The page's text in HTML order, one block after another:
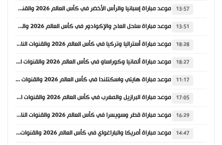
13:57 موعد مباراة إسبانيا والرأس الأخضر في كأس العالم 2026 والقنوات الناقلة
13:51 موعد مباراة ساحل العاج والإكوادور في كأس العالم 2026 والقنوات الناقلة
18:28 موعد مباراة أستراليا وتركيا في كأس العالم 2026 والقنوات الناقلة
18:27 موعد مباراة ألمانيا وكوراساو في كأس العالم 2026 والقنوات الناقلة
11:17 موعد مباراة هايتي واسكتلندا في كأس العالم 2026 والقنوات الناقلة
17:05 موعد مباراة البرازيل والمغرب في كأس العالم 2026 والقنوات الناقلة
16:29 موعد مباراة قطر وسويسرا في كأس العالم 2026 والقنوات الناقلة
14:47 موعد مباراة أمريكا والباراغواي في كأس العالم 2026 والقنوات الناقلة